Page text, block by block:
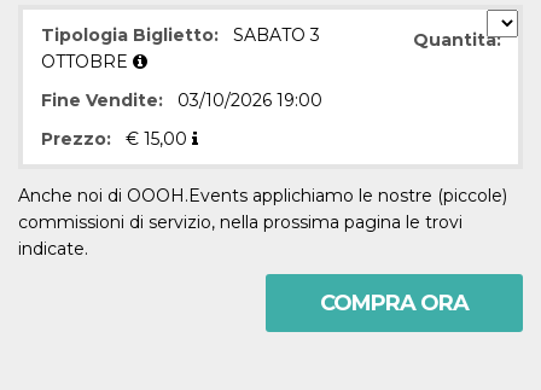
Tipologia Biglietto:
SABATO 3
OTTOBRE
Fine Vendite:
03/10/2026 19:00
Prezzo:
€ 15,00
Quantità:
Anche noi di OOOH.Events applichiamo le nostre (piccole)
commissioni di servizio, nella prossima pagina le trovi
indicate.
COMPRA ORA
veloci.
CookieScriptConsent
consenso sui
cookie dei
visitatori. È
cookie di
Script.com